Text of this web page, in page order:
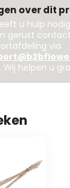
over dit
u hulp
gerust
via
. Wij helpen u